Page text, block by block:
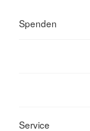
Spenden
Service